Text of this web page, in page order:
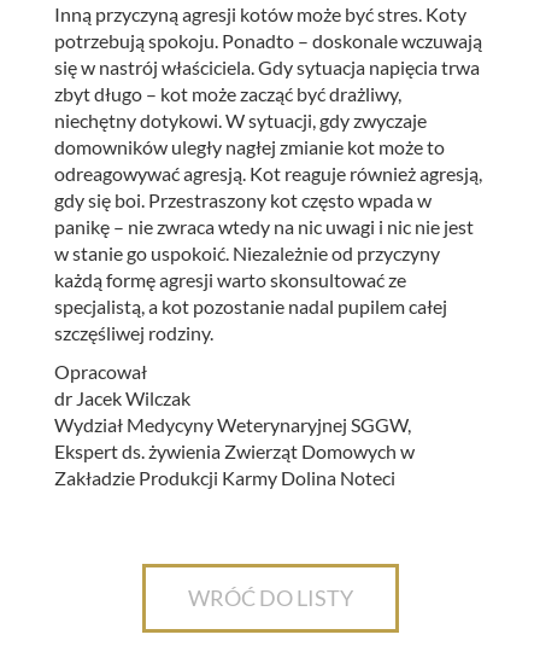
Inną przyczyną agresji kotów może być stres. Koty
potrzebują spokoju. Ponadto – doskonale wczuwają
się w nastrój właściciela. Gdy sytuacja napięcia trwa
zbyt długo – kot może zacząć być drażliwy,
niechętny dotykowi. W sytuacji, gdy zwyczaje
domowników uległy nagłej zmianie kot może to
odreagowywać agresją. Kot reaguje również agresją,
gdy się boi. Przestraszony kot często wpada w
panikę – nie zwraca wtedy na nic uwagi i nic nie jest
w stanie go uspokoić. Niezależnie od przyczyny
każdą formę agresji warto skonsultować ze
specjalistą, a kot pozostanie nadal pupilem całej
szczęśliwej rodziny.
Opracował
dr Jacek Wilczak
Wydział Medycyny Weterynaryjnej SGGW,
Ekspert ds. żywienia Zwierząt Domowych w
Zakładzie Produkcji Karmy Dolina Noteci
WRÓĆ DO LISTY